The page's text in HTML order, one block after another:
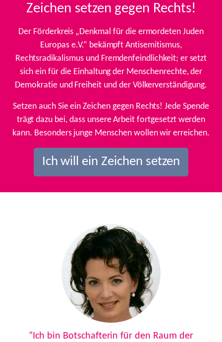
Zeichen setzen gegen Rechts!
Der Förderkreis „Denkmal für die ermordeten Juden
Europas e.V.“ bekämpft Antisemitismus,
Rechtsradikalismus und Fremdenfeindlichkeit; er setzt
sich ein für die Einhaltung der Menschenrechte, der
Demokratie und Freiheit und der Völkerverständigung.
Setzen auch Sie ein Zeichen gegen Rechts! Jede Spende
trägt dazu bei, dass unsere Arbeit fortgesetzt werden
kann. Besonders junge Menschen wollen wir erreichen.
Ich will ein Zeichen setzen
“Ich bin Botschafterin für den Raum der